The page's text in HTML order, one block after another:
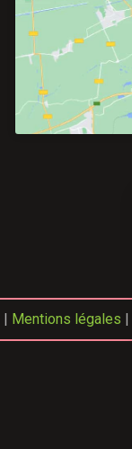
| Mentions légales |